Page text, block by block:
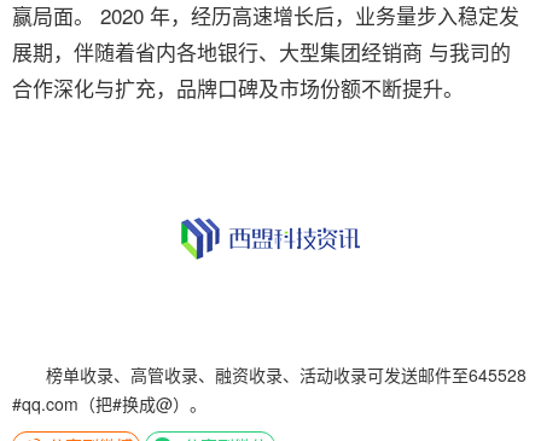
赢局面。 2020 年，经历高速增长后，业务量步入稳定发
展期，伴随着省内各地银行、大型集团经销商 与我司的
合作深化与扩充，品牌口碑及市场份额不断提升。
榜单收录、高管收录、融资收录、活动收录可发送邮件至645528
#qq.com（把#换成@）。